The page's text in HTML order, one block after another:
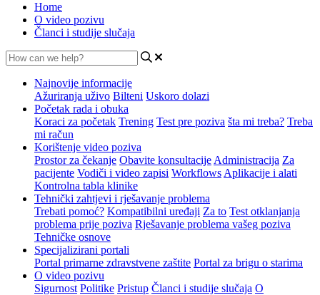
Home
O video pozivu
Članci i studije slučaja
Najnovije informacije
Ažuriranja uživo Bilteni Uskoro dolazi
Početak rada i obuka
Koraci za početak Trening Test pre poziva šta mi treba? Treba
mi račun
Korištenje video poziva
Prostor za čekanje Obavite konsultacije Administracija Za
pacijente Vodiči i video zapisi Workflows Aplikacije i alati
Kontrolna tabla klinike
Tehnički zahtjevi i rješavanje problema
Trebati pomoć? Kompatibilni uređaji Za to Test otklanjanja
problema prije poziva Rješavanje problema vašeg poziva
Tehničke osnove
Specijalizirani portali
Portal primarne zdravstvene zaštite Portal za brigu o starima
O video pozivu
Sigurnost Politike Pristup Članci i studije slučaja O